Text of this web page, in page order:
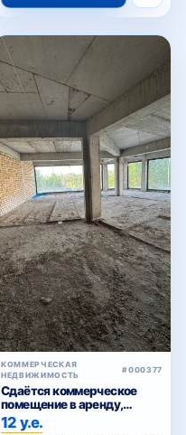
КОММЕРЧЕСКАЯ
НЕДВИЖИМОСТЬ
#000377
Сдаётся коммерческое
помещение в аренду,
Сагбан
12 у.е.